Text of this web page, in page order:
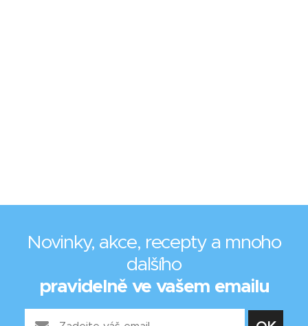
Novinky, akce, recepty a mnoho
dalšího
pravidelně ve vašem emailu